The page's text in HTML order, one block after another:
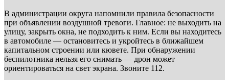
В администрации округа напомнили правила безопасности
при объявлении воздушной тревоги. Главное: не выходить на
улицу, закрыть окна, не подходить к ним. Если вы находитесь
в автомобиле — остановитесь и укройтесь в ближайшем
капитальном строении или кювете. При обнаружении
беспилотника нельзя его снимать — дрон может
ориентироваться на свет экрана. Звоните 112.